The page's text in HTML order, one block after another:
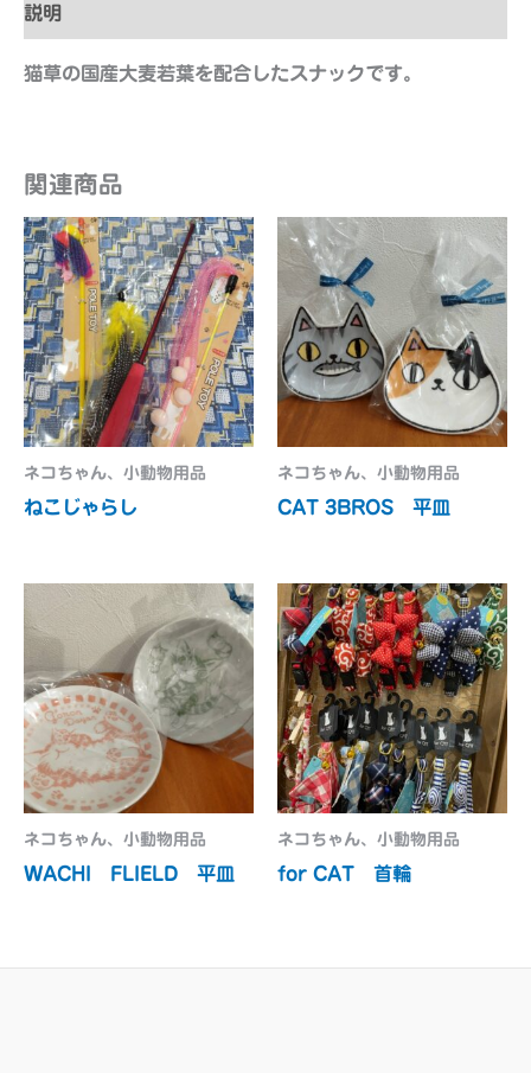
説明
猫草の国産大麦若葉を配合したスナックです。
関連商品
ネコちゃん、小動物用品
ねこじゃらし
ネコちゃん、小動物用品
CAT 3BROS 平皿
ネコちゃん、小動物用品
WACHI FLIELD 平皿
ネコちゃん、小動物用品
for CAT 首輪